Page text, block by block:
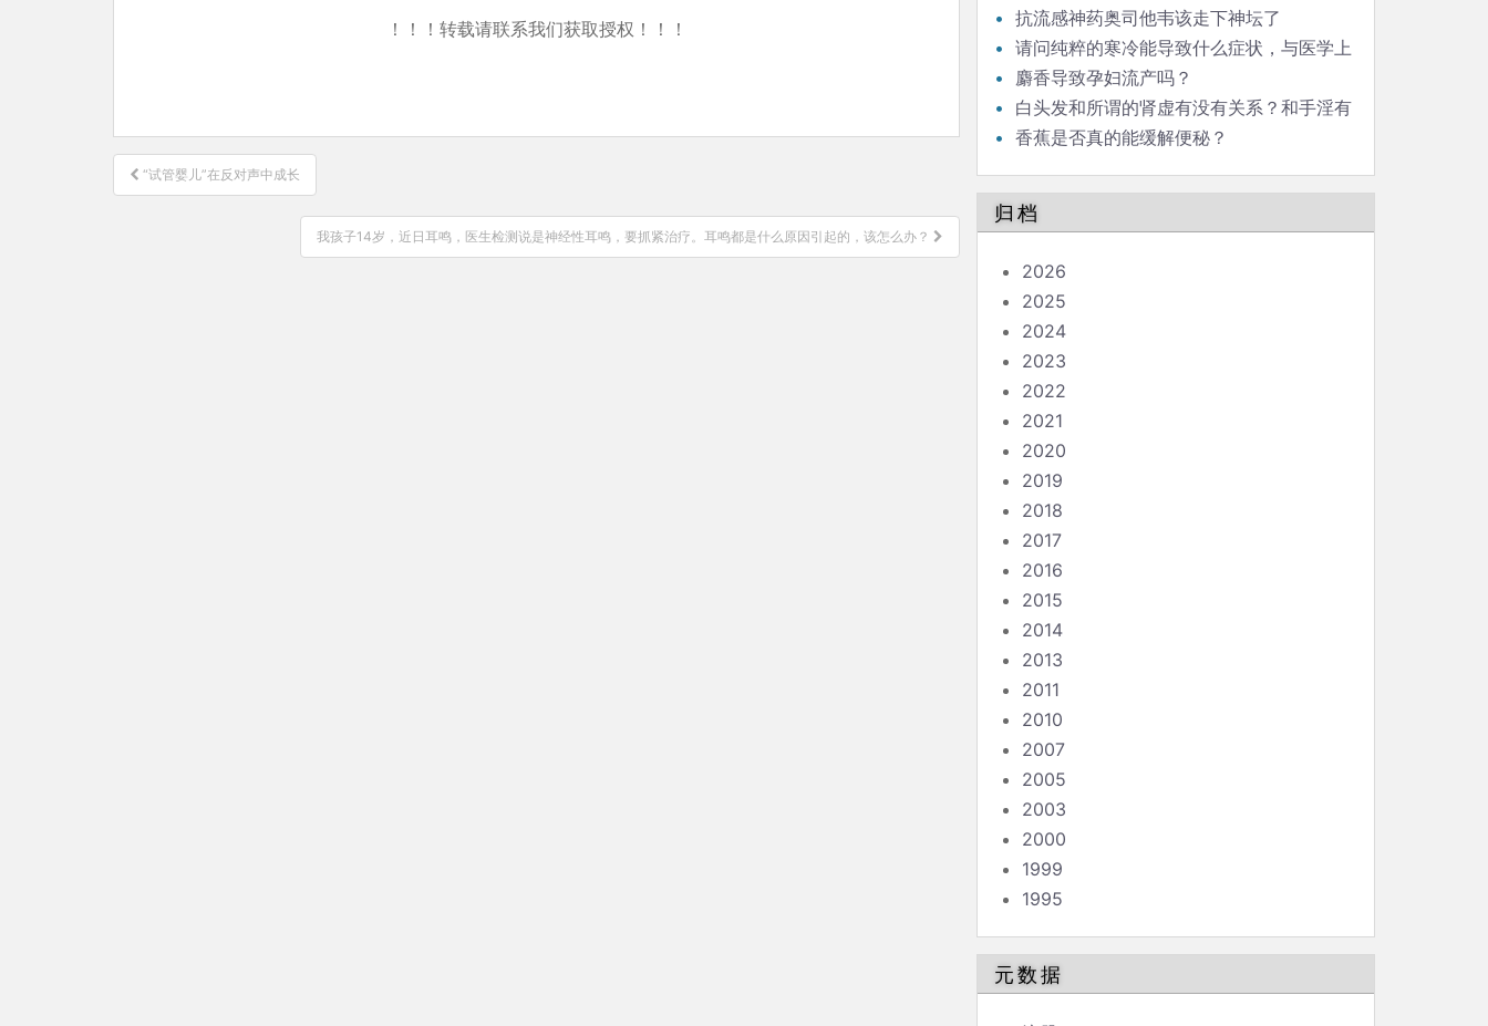
！！！转载请联系我们获取授权！！！
文
章
“试管婴儿”在反对声中成长
我孩子14岁，近日耳鸣，医生检测说是神经性耳鸣，要抓紧治疗。耳鸣都是什么原因引起的，该怎么办？
章究竟该怎么解读
抗流感神药奥司他韦该走下神坛了
请问纯粹的寒冷能导致什么症状，与医学上
所说的“感冒”的症状有何不同？
麝香导致孕妇流产吗？
白头发和所谓的肾虚有没有关系？和手淫有
关系吗？手淫到底有没有害？中医所谓的肾虚
香蕉是否真的能缓解便秘？
归档
2026
2025
2024
2023
2022
2021
2020
2019
2018
2017
2016
2015
2014
2013
2011
2010
2007
2005
2003
2000
1999
1995
元数据